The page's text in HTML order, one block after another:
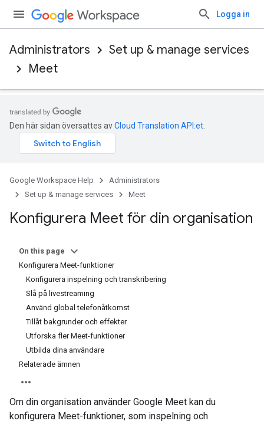
Logga in
Administrators
Set up & manage services
Meet
Den här sidan översattes avCloud Translation API:et
Google Workspace Help
Administrators
Set up & manage services
Meet
Konfigurera Meet för din organisation
On this page
Konfigurera Meet-funktioner
Konfigurera inspelning och transkribering
Slå på livestreaming
Använd global telefonåtkomst
Tillåt bakgrunder och effekter
Utforska fler Meet-funktioner
Utbilda dina användare
Relaterade ämnen
Om din organisation använder Google Meet kan du
konfigurera Meet-funktioner, som inspelning och